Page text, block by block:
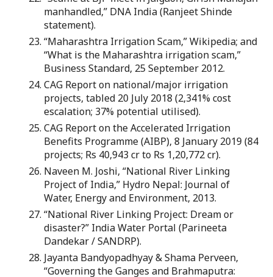
manhandled,” DNA India (Ranjeet Shinde
statement).
“Maharashtra Irrigation Scam,” Wikipedia; and
“What is the Maharashtra irrigation scam,”
Business Standard, 25 September 2012.
CAG Report on national/major irrigation
projects, tabled 20 July 2018 (2,341% cost
escalation; 37% potential utilised).
CAG Report on the Accelerated Irrigation
Benefits Programme (AIBP), 8 January 2019 (84
projects; Rs 40,943 cr to Rs 1,20,772 cr).
Naveen M. Joshi, “National River Linking
Project of India,” Hydro Nepal: Journal of
Water, Energy and Environment, 2013.
“National River Linking Project: Dream or
disaster?” India Water Portal (Parineeta
Dandekar / SANDRP).
Jayanta Bandyopadhyay & Shama Perveen,
“Governing the Ganges and Brahmaputra: